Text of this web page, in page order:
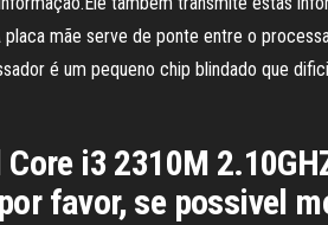
mãe serve de ponte entre o
é um pequeno chip blindado que
i3 2310M
favor, se possivel